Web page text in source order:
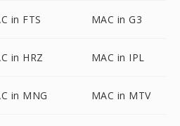
in FTS MAC in G3
in HRZ MAC in IPL
in MNG MAC in MTV